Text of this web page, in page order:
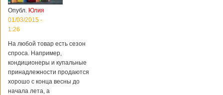
Опубл. Юлия
01/03/2015 -
1:26
На любой товар есть сезон
спроса. Например,
кондиционеры и купальные
принадлежности продаются
хорошо с конца весны до
начала лета, а